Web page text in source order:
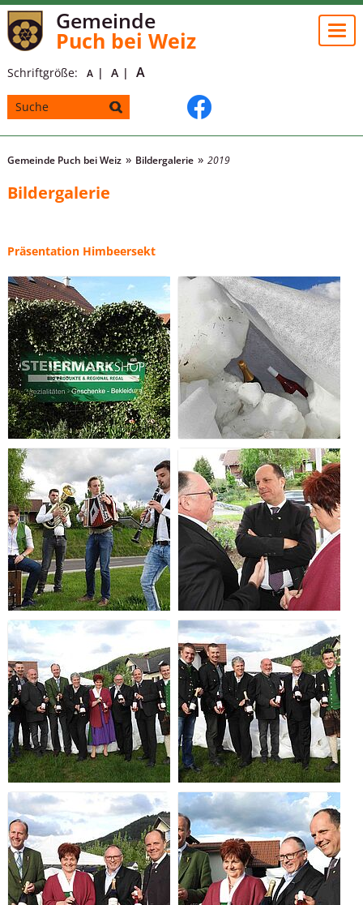
Gemeinde
Puch bei Weiz
Schriftgröße: A A A
Gemeinde Puch bei Weiz Bildergalerie 2019
Bildergalerie
Präsentation Himbeersekt